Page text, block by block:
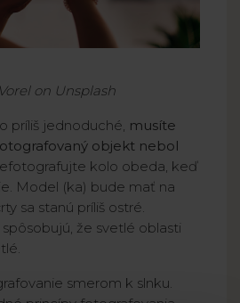
on Unsplash
príliš jednoduché, musíte
objekt nebol
kolo obeda, keď
Model (ka) bude mať na
sa stanú príliš ostré.
že svetlé oblasti
smerom k slnku.